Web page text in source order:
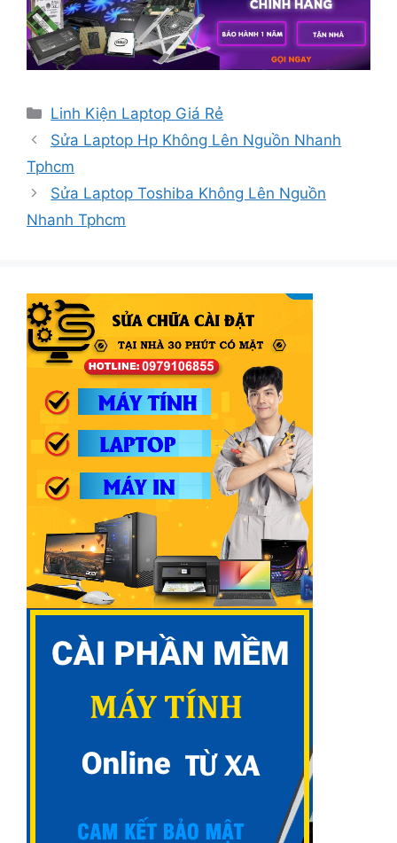
Danh
mục
Linh Kiện Laptop Giá Rẻ
Sửa Laptop Hp Không Lên Nguồn Nhanh
Tphcm
Sửa Laptop Toshiba Không Lên Nguồn
Nhanh Tphcm